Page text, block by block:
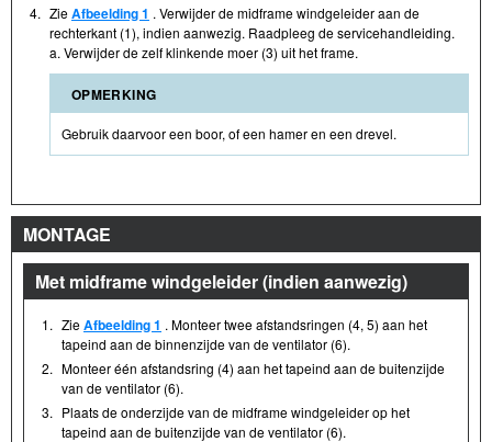
4. ZieAfbeelding 1 . Verwijder de midframe windgeleider aan de
rechterkant (1), indien aanwezig. Raadpleeg de servicehandleiding.
a. Verwijder de zelf klinkende moer (3) uit het frame.
OPMERKING
Gebruik daarvoor een boor, of een hamer en een drevel.
MONTAGE
Met midframe windgeleider (indien aanwezig)
1. ZieAfbeelding 1 . Monteer twee afstandsringen (4, 5) aan het
tapeind aan de binnenzijde van de ventilator (6).
2. Monteer één afstandsring (4) aan het tapeind aan de buitenzijde
van de ventilator (6).
3. Plaats de onderzijde van de midframe windgeleider op het
tapeind aan de buitenzijde van de ventilator (6).